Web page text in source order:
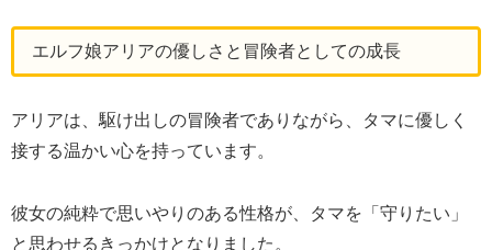
エルフ娘アリアの優しさと冒険者としての成長
アリアは、駆け出しの冒険者でありながら、タマに優しく
接する温かい心を持っています。
彼女の純粋で思いやりのある性格が、タマを「守りたい」
と思わせるきっかけとなりました。